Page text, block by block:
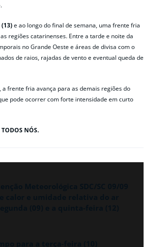
e ao longo do final de semana, uma frente fria
regiões catarinenses. Entre a tarde e noite da
no Grande Oeste e áreas de divisa com o
de raios, rajadas de vento e eventual queda de
, a frente fria avança para as demais regiões do
pode ocorrer com forte intensidade em curto
NÓS.